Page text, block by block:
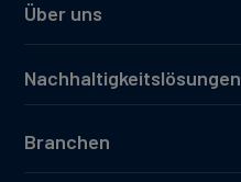
Über uns
Nachhaltigkeitslösungen
Branchen